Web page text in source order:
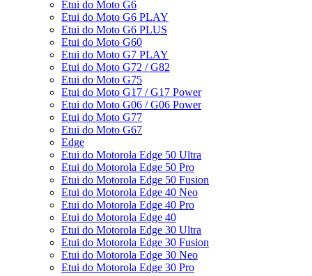
Etui do Moto G6
Etui do Moto G6 PLAY
Etui do Moto G6 PLUS
Etui do Moto G60
Etui do Moto G7 PLAY
Etui do Moto G72 / G82
Etui do Moto G75
Etui do Moto G17 / G17 Power
Etui do Moto G06 / G06 Power
Etui do Moto G77
Etui do Moto G67
Edge
Etui do Motorola Edge 50 Ultra
Etui do Motorola Edge 50 Pro
Etui do Motorola Edge 50 Fusion
Etui do Motorola Edge 40 Neo
Etui do Motorola Edge 40 Pro
Etui do Motorola Edge 40
Etui do Motorola Edge 30 Ultra
Etui do Motorola Edge 30 Fusion
Etui do Motorola Edge 30 Neo
Etui do Motorola Edge 30 Pro